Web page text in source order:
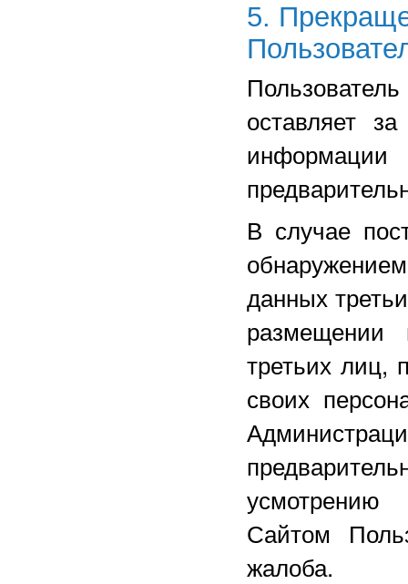
5.
оставляет
В случае
данных
размещении
третьих лиц,
своих
усмотрению
Сайтом
жалоба.